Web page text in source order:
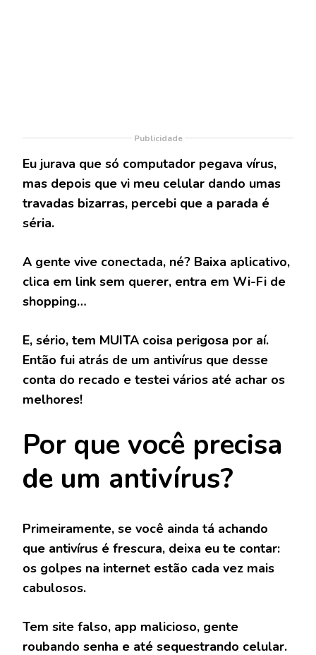
Publicidade
Eu jurava que só computador pegava vírus,
mas depois que vi meu celular dando umas
travadas bizarras, percebi que a parada é
séria.
A gente vive conectada, né? Baixa aplicativo,
clica em link sem querer, entra em Wi-Fi de
shopping…
E, sério, tem MUITA coisa perigosa por aí.
Então fui atrás de um antivírus que desse
conta do recado e testei vários até achar os
melhores!
Por que você precisa
de um antivírus?
Primeiramente, se você ainda tá achando
que antivírus é frescura, deixa eu te contar:
os golpes na internet estão cada vez mais
cabulosos.
Tem site falso, app malicioso, gente
roubando senha e até sequestrando celular.